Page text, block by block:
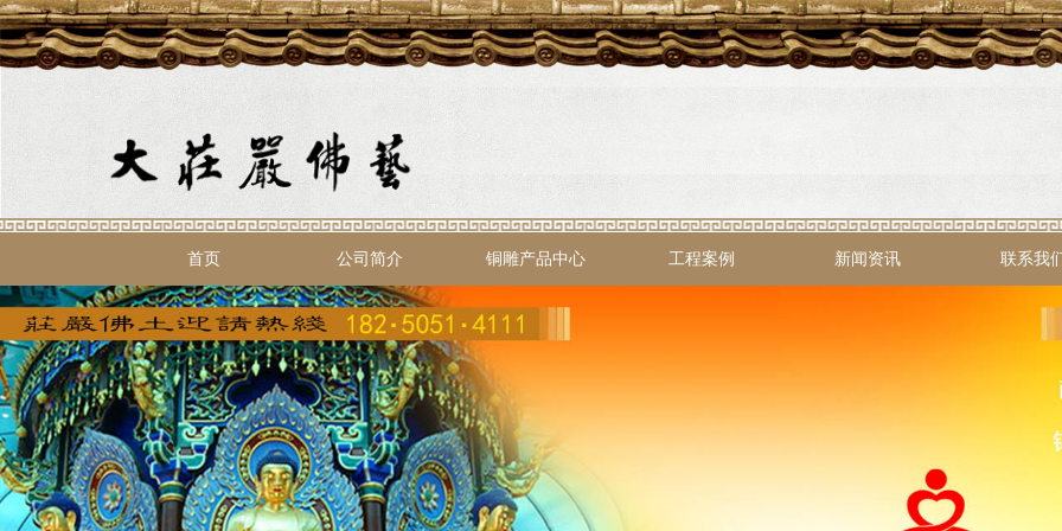
首页 公司简介 铜雕产品中心 工程案例 新闻资讯 联系我